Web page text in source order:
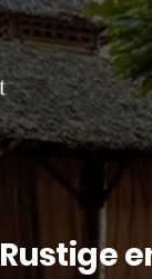
Rustige